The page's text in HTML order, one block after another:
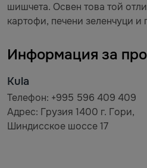
шишчета. Освен това той
картофи, печени зеленчуци и
Информация за
Kula
Телефон: +995 596 409 409
Адрес: Грузия 1400 г. Гори,
Шиндисское шоссе 17